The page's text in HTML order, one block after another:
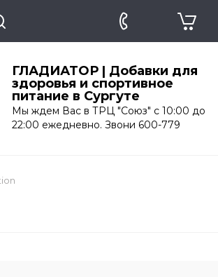
ГЛАДИАТОР | Добавки для
здоровья и спортивное
питание в Сургуте
Мы ждем Вас в ТРЦ "Союз" с 10:00 до
22:00 ежедневно. Звони 600-779